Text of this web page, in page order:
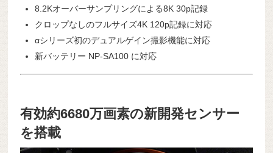
8.2Kオーバーサンプリングによる8K 30p記録
クロップなしのフルサイズ4K 120p記録に対応
αシリーズ初のデュアルゲイン撮影機能に対応
新バッテリー NP-SA100 に対応
有効約6680万画素の新開発センサー
を搭載